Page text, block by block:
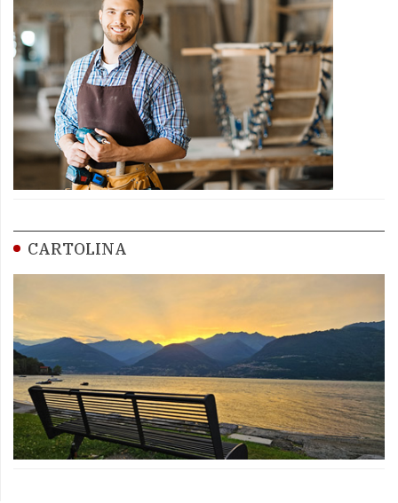
CARTOLINA